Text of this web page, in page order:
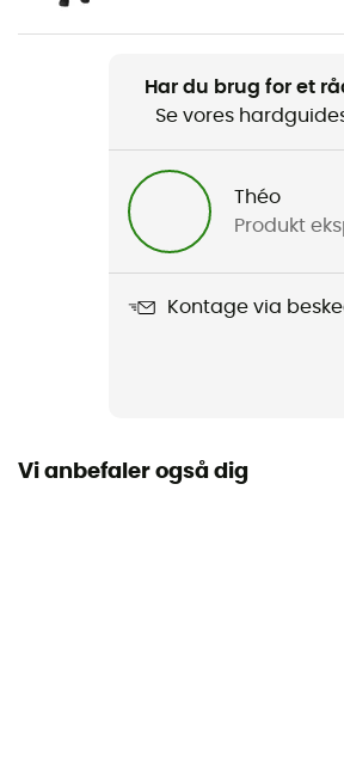
Vægt
Minaki Light Jacket
Anvendt teknologi
Hætte
Har du brug for et
Se vores
Théo
Produkt
Kontage via
Vi anbefaler også dig